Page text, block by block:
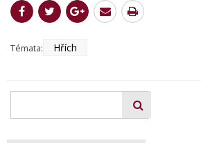
Témata: Hřích